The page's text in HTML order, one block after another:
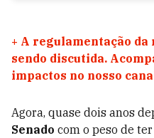
+ A regulamentação
sendo discutida.
impactos no nosso
Agora, quase dois anos
Senado com o peso de